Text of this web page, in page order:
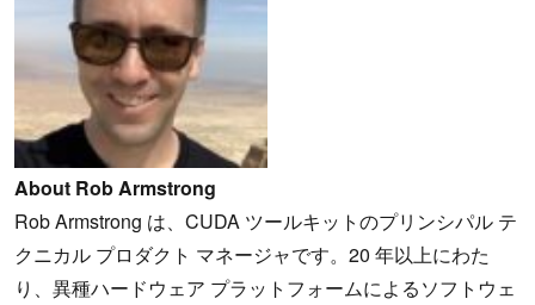
About Rob Armstrong
Rob Armstrong は、CUDA ツールキットのプリンシパル テ
クニカル プロダクト マネージャです。20 年以上にわた
り、異種ハードウェア プラットフォームによるソフトウェ